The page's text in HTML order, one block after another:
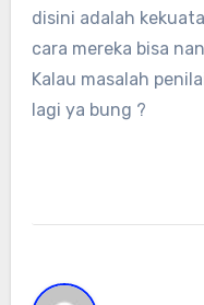
disini adalah
cara mereka bisa
Kalau masalah
lagi ya bung ?